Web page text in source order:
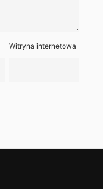
Witryna internetowa